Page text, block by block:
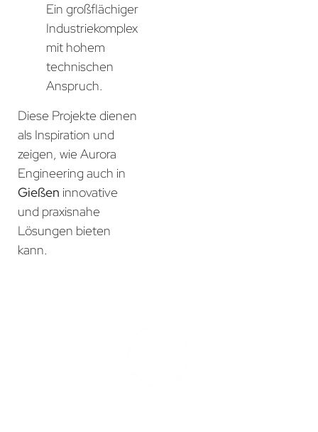
Ein großflächiger
Industriekomplex
mit hohem
technischen
Anspruch.
Diese Projekte dienen
als Inspiration und
zeigen, wie Aurora
Engineering auch in
Gießen innovative
und praxisnahe
Lösungen bieten
kann.